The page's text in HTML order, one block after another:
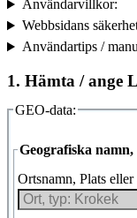
Användarvillkor:
Webbsidans
Användartips /
1. Hämta / ange
GEO-data:
Geografiska namn,
Ortsnamn, Plats